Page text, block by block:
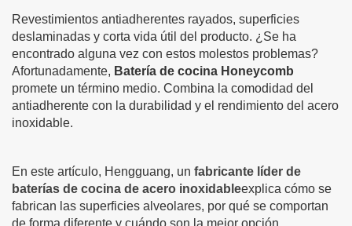
Revestimientos antiadherentes rayados, superficies
deslaminadas y corta vida útil del producto. ¿Se ha
encontrado alguna vez con estos molestos problemas?
Afortunadamente, Batería de cocina Honeycomb
promete un término medio. Combina la comodidad del
antiadherente con la durabilidad y el rendimiento del acero
inoxidable.
En este artículo, Hengguang, un fabricante líder de
baterías de cocina de acero inoxidableexplica cómo se
fabrican las superficies alveolares, por qué se comportan
de forma diferente y cuándo son la mejor opción.